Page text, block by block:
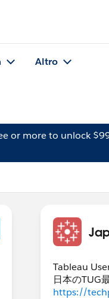
Altro
or more to unlock
Tableau
日本のTUG
https://